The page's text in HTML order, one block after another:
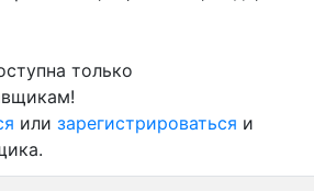
только
или зарегистрироваться и